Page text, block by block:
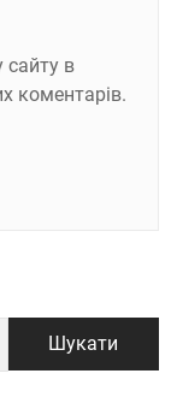
сайту в
коментарів.